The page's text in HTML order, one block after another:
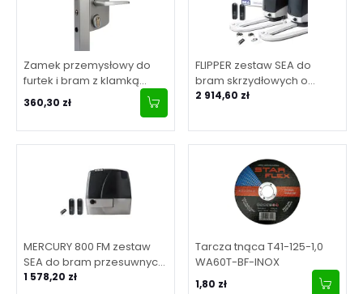
Zamek przemysłowy do
furtek i bram z klamką
aluminiową, dla profilu 40-
60 mm - srebrny
360,30 zł
FLIPPER zestaw SEA do
bram skrzydłowych o
maksymalnej długości
2 914,60 zł
MERCURY 800 FM zestaw
SEA do bram przesuwnych
o maksymalnej masie
1 578,20 zł
Tarcza tnąca T41-125-1,0
WA60T-BF-INOX
1,80 zł